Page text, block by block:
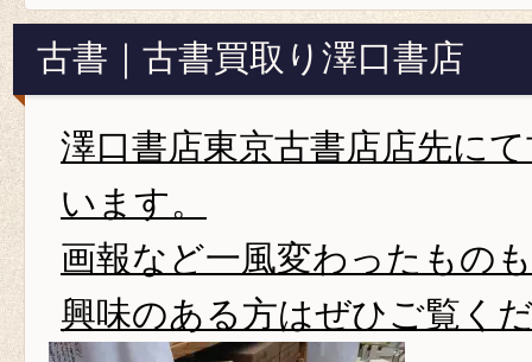
古書｜古書買取り澤口書店
澤口書店東京古書店店先に
います。
画報など一風変わったもの
興味のある方はぜひご覧く